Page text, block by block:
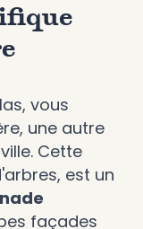
vous
une autre
Cette
est un
façades